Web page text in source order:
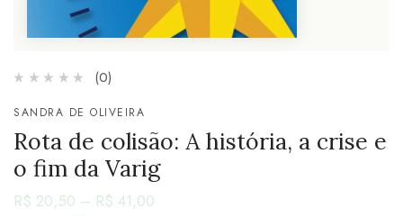
(0)
SANDRA DE OLIVEIRA
Rota de colisão: A história, a crise e
o fim da Varig
R$ 20,50 – R$ 41,00